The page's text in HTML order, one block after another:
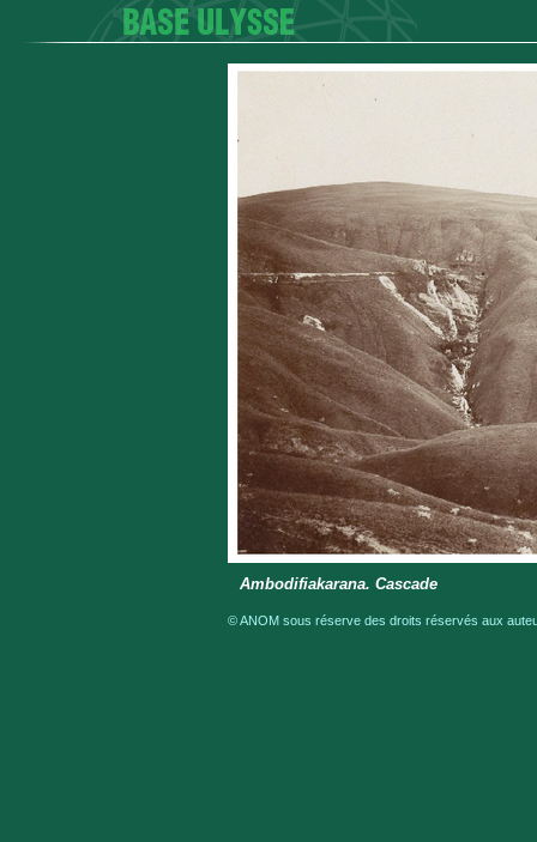
Ambodifiakarana. Cascade
© ANOM sous réserve des droits réservés aux